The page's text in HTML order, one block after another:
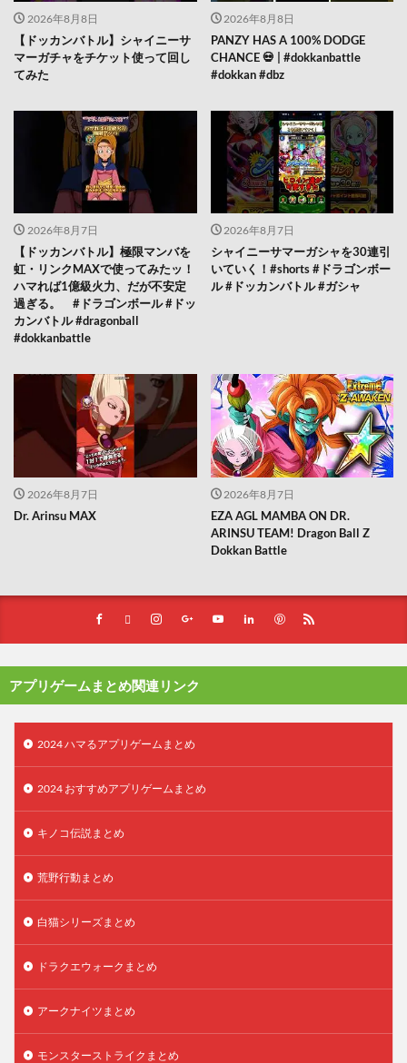
2026年8月8日
【ドッカンバトル】シャイニーサ
マーガチャをチケット使って回し
てみた
2026年8月8日
PANZY HAS A 100% DODGE
CHANCE 💀 | #dokkanbattle
#dokkan #dbz
2026年8月7日
【ドッカンバトル】極限マンバを
虹・リンクMAXで使ってみたッ！
ハマれば1億級火力、だが不安定
過ぎる。 #ドラゴンボール #ドッ
カンバトル #dragonball
#dokkanbattle
2026年8月7日
シャイニーサマーガシャを30連引
いていく！#shorts #ドラゴンボー
ル #ドッカンバトル #ガシャ
2026年8月7日
Dr. Arinsu MAX
2026年8月7日
EZA AGL MAMBA ON DR.
ARINSU TEAM! Dragon Ball Z
Dokkan Battle
アプリゲームまとめ関連リンク
2024 ハマるアプリゲームまとめ
2024 おすすめアプリゲームまとめ
キノコ伝説まとめ
荒野行動まとめ
白猫シリーズまとめ
ドラクエウォークまとめ
アークナイツまとめ
モンスターストライクまとめ